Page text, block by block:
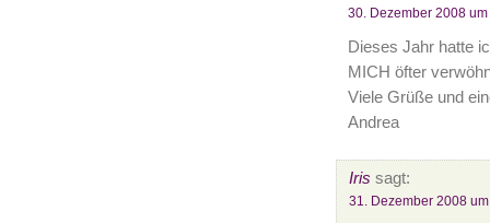
30. Dezember 2008
Dieses Jahr hatte
MICH öfter
Viele Grüße und
Andrea
Iris sagt:
31. Dezember 2008